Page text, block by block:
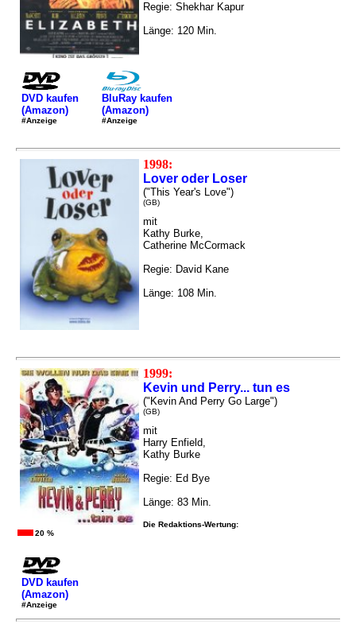
Regie: Shekhar Kapur
Länge: 120 Min.
DVD kaufen
(Amazon)
#Anzeige
BluRay kaufen
(Amazon)
#Anzeige
1998:
Lover oder Loser
("This Year's Love")
(GB)
mit
Kathy Burke,
Catherine McCormack
Regie: David Kane
Länge: 108 Min.
1999:
Kevin und Perry... tun es
("Kevin And Perry Go Large")
(GB)
mit
Harry Enfield,
Kathy Burke
Regie: Ed Bye
Länge: 83 Min.
Die Redaktions-Wertung:
20 %
DVD kaufen
(Amazon)
#Anzeige